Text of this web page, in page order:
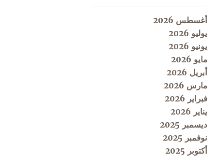
أغسطس 2026
يوليو 2026
يونيو 2026
مايو 2026
أبريل 2026
مارس 2026
فبراير 2026
يناير 2026
ديسمبر 2025
نوفمبر 2025
أكتوبر 2025